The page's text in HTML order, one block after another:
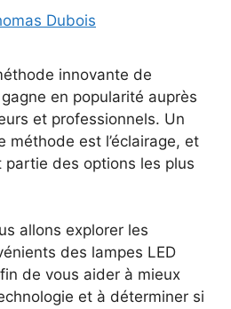
Dubois
innovante de
en popularité auprès
et professionnels. Un
méthode est l’éclairage, et
partie des options les plus
allons explorer les
des lampes LED
de vous aider à mieux
et à déterminer si